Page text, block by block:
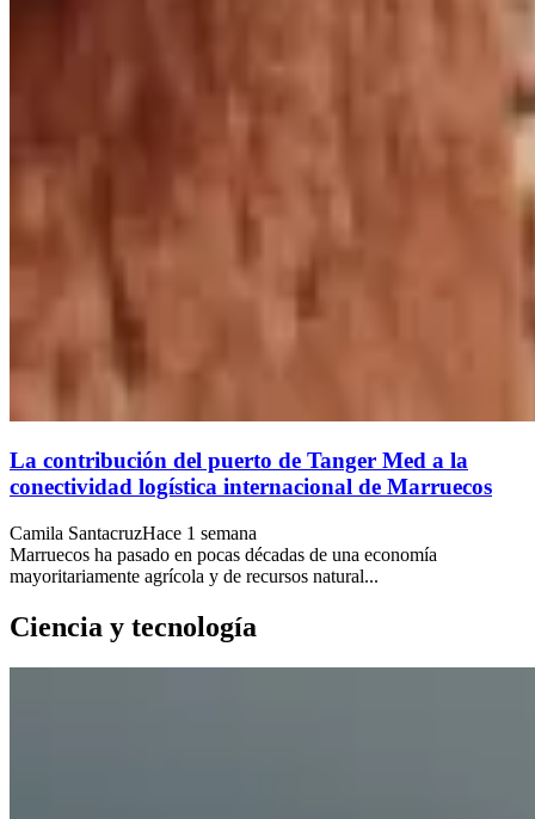
La contribución del puerto de Tanger Med a la
conectividad logística internacional de Marruecos
Camila SantacruzHace 1 semana
Marruecos ha pasado en pocas décadas de una economía
mayoritariamente agrícola y de recursos natural...
Ciencia y tecnología